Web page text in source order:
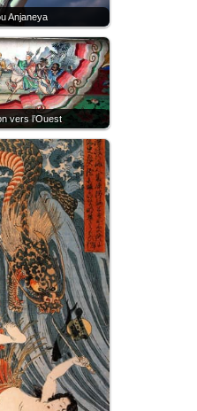
Anjaneya
vers l’Ouest